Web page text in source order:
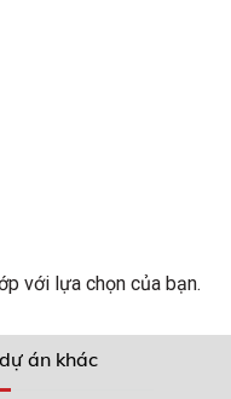
với lựa chọn của bạn.
án khác